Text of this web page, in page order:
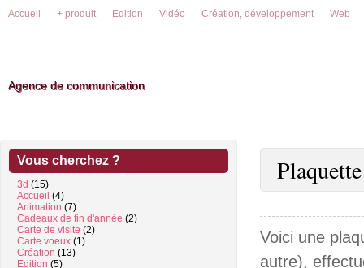
Accueil + produit Edition Vidéo Création, développement Web
Agence de communication
Voici une
autre),
Vous cherchez ?
3d (15)
Accueil (4)
Animation (7)
Cadeaux de fin d'année (2)
Carte de visite (2)
Carte voeux (1)
Création (13)
Edition (5)